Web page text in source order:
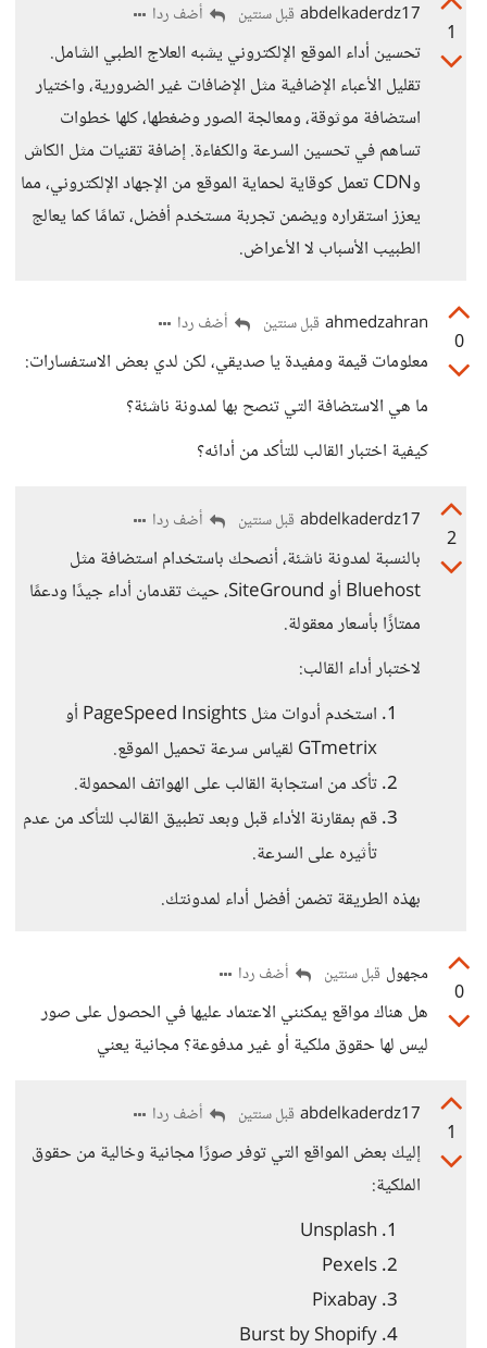
1
abdelkaderdz17 قبل سنتين أضف ردا
تحسين أداء الموقع الإلكتروني يشبه العلاج الطبي الشامل.
تقليل الأعباء الإضافية مثل الإضافات غير الضرورية، واختيار
استضافة موثوقة، ومعالجة الصور وضغطها، كلها خطوات
تساهم في تحسين السرعة والكفاءة. إضافة تقنيات مثل الكاش
وCDN تعمل كوقاية لحماية الموقع من الإجهاد الإلكتروني، مما
يعزز استقراره ويضمن تجربة مستخدم أفضل، تمامًا كما يعالج
الطبيب الأسباب لا الأعراض.
0
ahmedzahran قبل سنتين أضف ردا
معلومات قيمة ومفيدة يا صديقي، لكن لدي بعض الاستفسارات:
ما هي الاستضافة التي تنصح بها لمدونة ناشئة؟
كيفية اختبار القالب للتأكد من أدائه؟
2
abdelkaderdz17 قبل سنتين أضف ردا
بالنسبة لمدونة ناشئة، أنصحك باستخدام استضافة مثل
Bluehost أو SiteGround، حيث تقدمان أداء جيدًا ودعمًا
ممتازًا بأسعار معقولة.
لاختبار أداء القالب:
استخدم أدوات مثل PageSpeed Insights أو
GTmetrix لقياس سرعة تحميل الموقع.
تأكد من استجابة القالب على الهواتف المحمولة.
قم بمقارنة الأداء قبل وبعد تطبيق القالب للتأكد من عدم
تأثيره على السرعة.
بهذه الطريقة تضمن أفضل أداء لمدونتك.
0
مجهول قبل سنتين أضف ردا
هل هناك مواقع يمكنني الاعتماد عليها في الحصول على صور
ليس لها حقوق ملكية أو غير مدفوعة؟ مجانية يعني
1
abdelkaderdz17 قبل سنتين أضف ردا
إليك بعض المواقع التي توفر صورًا مجانية وخالية من حقوق
الملكية:
Unsplash
Pexels
Pixabay
Burst by Shopify